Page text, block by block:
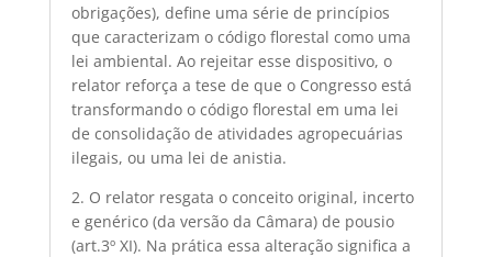
obrigações), define uma série de princípios
que caracterizam o código florestal como uma
lei ambiental. Ao rejeitar esse dispositivo, o
relator reforça a tese de que o Congresso está
transformando o código florestal em uma lei
de consolidação de atividades agropecuárias
ilegais, ou uma lei de anistia.
2. O relator resgata o conceito original, incerto
e genérico (da versão da Câmara) de pousio
(art.3º XI). Na prática essa alteração significa a